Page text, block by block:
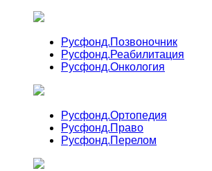
Русфонд.Позвоночник
Русфонд.Реабилитация
Русфонд.Онкология
Русфонд.Ортопедия
Русфонд.Право
Русфонд.Перелом